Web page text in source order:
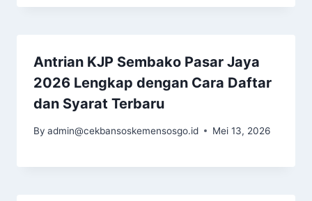
Antrian KJP Sembako Pasar Jaya
2026 Lengkap dengan Cara Daftar
dan Syarat Terbaru
By admin@cekbansoskemensosgo.id Mei 13, 2026